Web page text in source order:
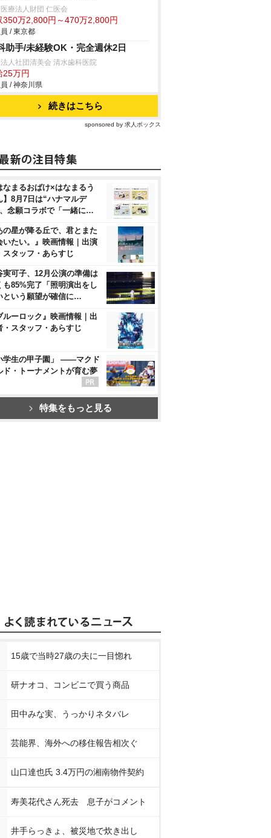
療法人財団 仁医会
350万2,800円～470万2,800円
/ 東京都
助手/未経験OK・完全週休2日
人社団清美会 清水歯科医院
25万円
/ 神奈川県
続きはこちら
sponsored by 求人ボックス
なまるおばけ×はなまるう
】8月7日は“ハナマルデ
念願コラボで「一緒に…
の星が降る丘で、君とまた
いたい。』映画情報｜出演
スタッフ・あらすじ
実可子、12月公演の準備は
も85%完了「照明演出をし
という願望が確信に…
ルーロック』映画情報｜出
・スタッフ・あらすじ
学生の甲子園」 ――マクド
ド・トーナメントが育む夢
特集をもっと見る
15歳で当時27歳の夫に一目惚れ
研ナオコ、コンビニで買う商品
田中みな実、うっかりネタバレ
芸能界、海外への移住報告相次ぐ
山口達也氏 3.4万円の湘南物件契約
寿美花代さん死去 息子がコメント
井手らっきょ、被災地で炊き出し